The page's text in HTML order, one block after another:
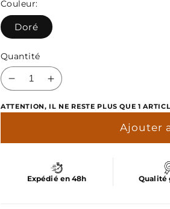
Couleur:
Doré
Quantité
Réduire
quantité
Nœud
Augmenter
quantité
Nœud
Doré
ATTENTION, IL NE RESTE PLUS QUE 1
Ajouter
Expédié en 48h Qualité